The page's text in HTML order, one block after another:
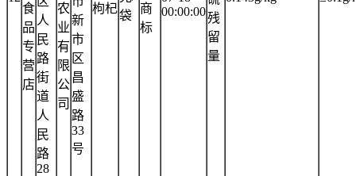
食
品
专
营
店
人
民
路
街
道
人
民
路
28
农
业
有
限
公
司
新
市
区
昌
盛
路
33
号
枸杞
袋
商
标
00:00:00残
留
量